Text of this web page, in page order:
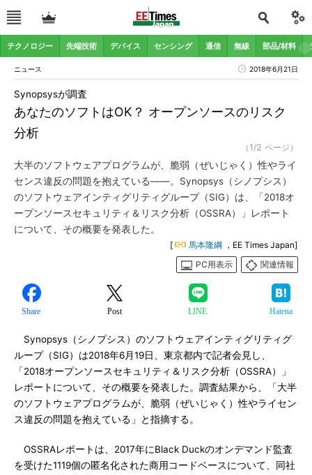
テクノロジー 先端技術 デバイス センシング 通信 無線 部品/材料
ニュース 2018年6月21日
あなたのソフトはOK？ オープンソースのリスク
分析
Synopsysが調査
（1/2 ページ）
大半のソフトウェアプログラムが、脆弱（ぜいじゃく）性やライ
センス違反の問題を抱えている――。Synopsys（シノプシス）
のソフトウェアインティグリティグループ（SIG）は、「2018オ
ープンソースセキュリティ＆リスク分析（OSSRA）」レポート
について、その概要を発表した。
[ 馬本隆綱 ，EE Times Japan]
PC用表示
関連情報
Share Post LINE Hatena
Synopsys（シノプシス）のソフトウェアインティグリティグ
ループ（SIG）は2018年6月19日、東京都内で記者会見し、
「2018オープンソースセキュリティ＆リスク分析（OSSRA）」
レポートについて、その概要を発表した。調査結果から、「大半
のソフトウェアプログラムが、脆弱（ぜいじゃく）性やライセン
ス違反の問題を抱えている」と指摘する。
OSSRAレポートは、2017年にBlack Duckのオンデマンド監査
を受けた1119個の匿名化された商用コードベースについて、同社